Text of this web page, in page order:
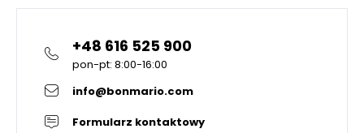
+48 616 525 900
pon-pt: 8:00-16:00
info@bonmario.com
Formularz kontaktowy